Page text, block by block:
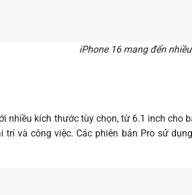
iPhone 16 mang đến
nhiều kích thước tùy chọn, từ 6.1 inch
trí và công việc. Các phiên bản Pro sử